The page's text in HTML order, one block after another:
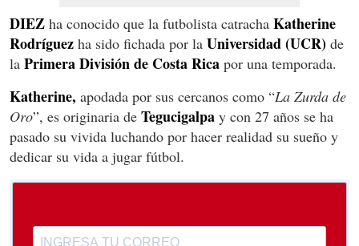
DIEZ ha conocido que la futbolista catracha Katherine
Rodríguez ha sido fichada por la Universidad (UCR) de
la Primera División de Costa Rica por una temporada.
Katherine, apodada por sus cercanos como “La Zurda de
Oro”, es originaria de Tegucigalpa y con 27 años se ha
pasado su vivida luchando por hacer realidad su sueño y
dedicar su vida a jugar fútbol.